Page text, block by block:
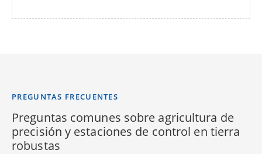
PREGUNTAS FRECUENTES
Preguntas comunes sobre agricultura de
precisión y estaciones de control en tierra
robustas